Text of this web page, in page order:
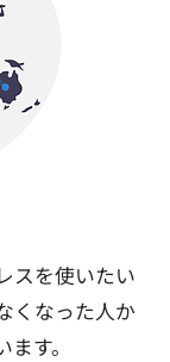
スを使いたい
くなった人か
す。